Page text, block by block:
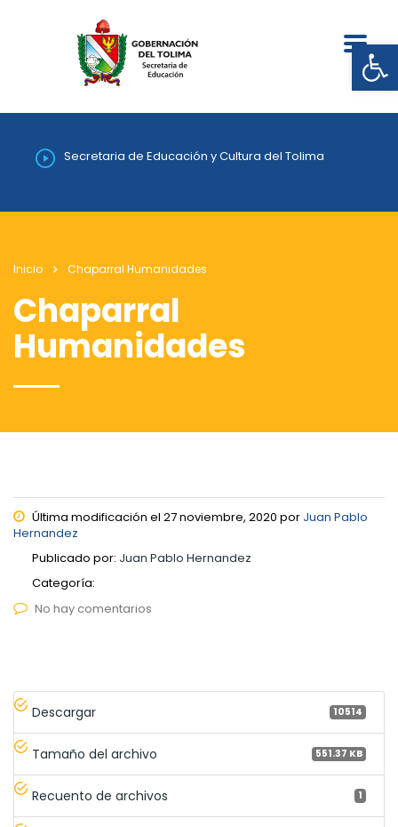
Secretaria de Educación y Cultura del Tolima
Inicio Chaparral Humanidades
Chaparral
Humanidades
Última modificación el 27 noviembre, 2020 por Juan Pablo
Hernandez
Publicado por: Juan Pablo Hernandez
Categoría:
No hay comentarios
Descargar 10514
Tamaño del archivo 551.37 KB
Recuento de archivos 1